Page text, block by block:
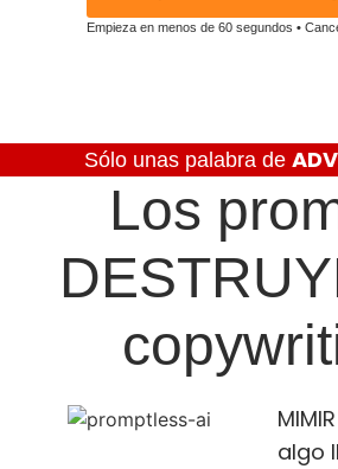
Empieza en menos de 60 segundos •
Sólo unas palabra de
Los
algo